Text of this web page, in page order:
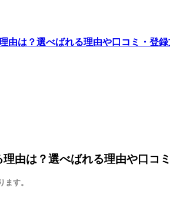
由は？選べばれる理由や口コミ・登
由は？選べばれる理由や口コ
す。